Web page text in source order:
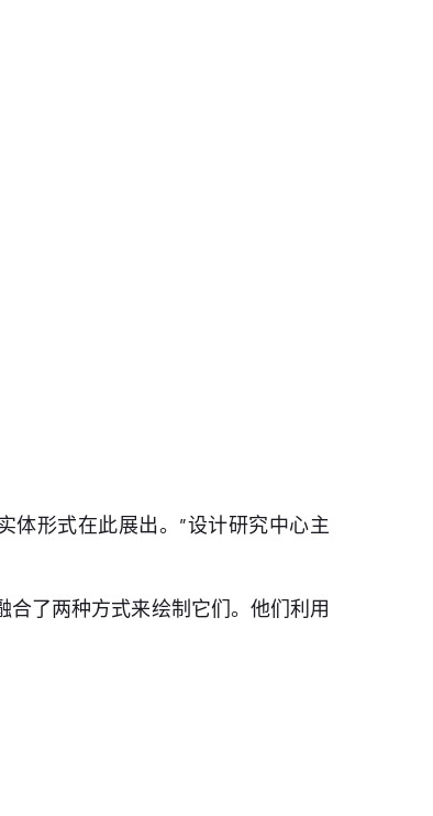
体形式在此展出。”设计研究中心主
了两种方式来绘制它们。他们利用